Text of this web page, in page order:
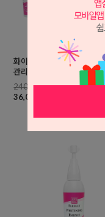
화이트닝 에센스 30mlx10개/
관리 칙칙한피부
240,000원
36,000원